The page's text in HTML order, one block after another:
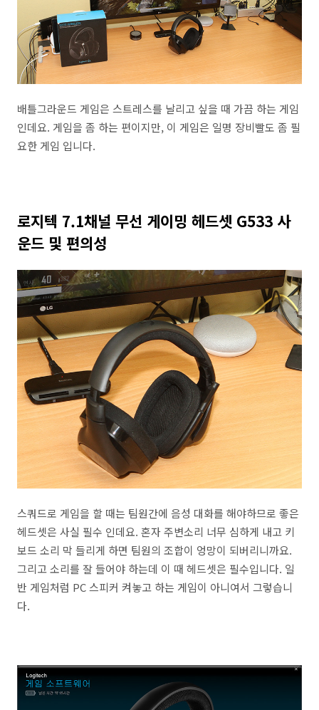
배틀그라운드 게임은 스트레스를 날리고 싶을 때 가끔 하는 게임
인데요. 게임을 좀 하는 편이지만, 이 게임은 일명 장비빨도 좀 필
요한 게임 입니다.
로지텍 7.1채널 무선 게이밍 헤드셋 G533 사
운드 및 편의성
스쿼드로 게임을 할 때는 팀원간에 음성 대화를 해야하므로 좋은
헤드셋은 사실 필수 인데요. 혼자 주변소리 너무 심하게 내고 키
보드 소리 막 들리게 하면 팀원의 조합이 엉망이 되버리니까요.
그리고 소리를 잘 들어야 하는데 이 때 헤드셋은 필수입니다. 일
반 게임처럼 PC 스피커 켜놓고 하는 게임이 아니여서 그렇습니
다.